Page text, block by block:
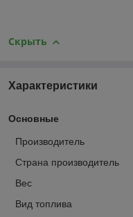
Скрыть
Характеристики
Основные
Производитель
Страна производитель
Вес
Вид топлива